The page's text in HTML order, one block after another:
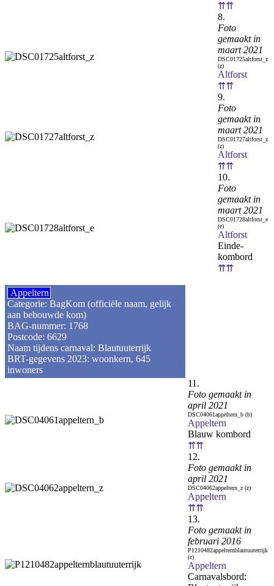
⇈⇈
8.
Foto
gemaakt in
maart 2021
DSC01725altforst_z
(z)
Altforst
⇈⇈
9.
Foto
gemaakt in
maart 2021
DSC01727altforst_z
(z)
Altforst
⇈⇈
10.
Foto
gemaakt in
maart 2021
DSC01728altforst_e
(e)
Altforst
Einde-
kombord
⇈⇈
Appeltern
Categorie: BagKom (officiële naam, gelijk
aan bebouwde kom)
BAG-nummer: 1768
Postcode: 6629
Naam tijdens carnaval: Blautuuterrijk
BRT-gegevens 2023: woonkern, 645
inwoners
11.
Foto gemaakt in
april 2021
DSC04061appeltern_b (b)
Appeltern
Blauw kombord
⇈⇈
12.
Foto gemaakt in
april 2021
DSC04062appeltern_z (z)
Appeltern
⇈⇈
13.
Foto gemaakt in
februari 2016
P1210482appelternblautuuterrijk
(c)
Appeltern
Carnavalsbord: